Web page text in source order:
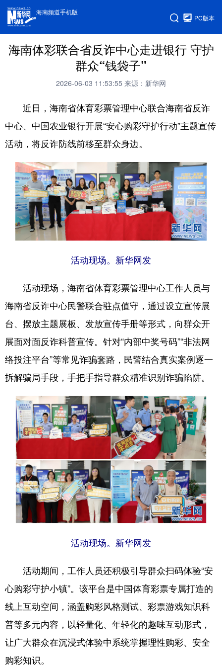
海南频道手机版
PC版本
海南体彩联合省反诈中心走进银行 守护
群众“钱袋子”
2026-06-03 11:53:55 来源：新华网
近日，海南省体育彩票管理中心联合海南省反诈
中心、中国农业银行开展“安心购彩守护行动”主题宣传
活动，将反诈防线前移至群众身边。
活动现场。新华网发
活动现场，海南省体育彩票管理中心工作人员与
海南省反诈中心民警联合驻点值守，通过设立宣传展
台、摆放主题展板、发放宣传手册等形式，向群众开
展面对面反诈科普宣传。针对“内部中奖号码”“非法网
络投注平台”等常见诈骗套路，民警结合真实案例逐一
拆解骗局手段，手把手指导群众精准识别诈骗陷阱。
活动现场。新华网发
活动期间，工作人员还积极引导群众扫码体验“安
心购彩守护小镇”。该平台是中国体育彩票专属打造的
线上互动空间，涵盖购彩风格测试、彩票游戏知识科
普等多元内容，以轻量化、年轻化的趣味互动形式，
让广大群众在沉浸式体验中系统掌握理性购彩、安全
购彩知识。